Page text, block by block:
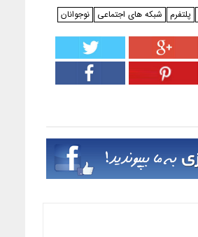
پلتفرم شبکه های اجتماعی نوجوانان